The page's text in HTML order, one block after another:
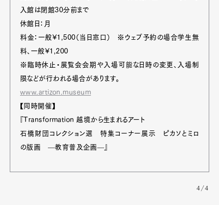
入館は閉館30分前まで
休館日：月
料金：一般¥1,500（当日窓口） ※ウェブ予約の場合学生無
料、一般¥1,200
※臨時休止・展覧会会期や入場可能な日時の変更、入場制
限などが行われる場合があります。
www.artizon.museum
【同時開催】
『Transformation 越境から生まれるアート
石橋財団コレクション選 特集コーナー展示 ピカソとミロ
の版画 —教育普及企画—』
4/4